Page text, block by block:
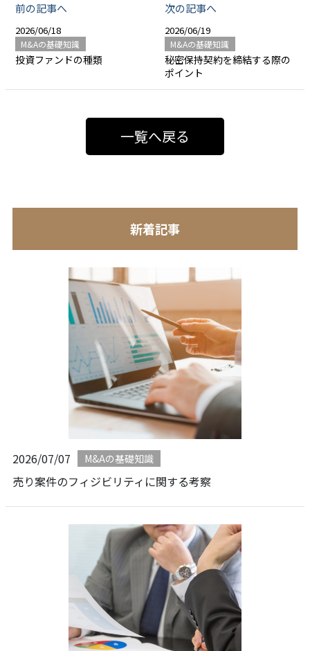
前の記事へ
2026/06/18
M&Aの基礎知識
投資ファンドの種類
次の記事へ
2026/06/19
M&Aの基礎知識
秘密保持契約を締結する際の
ポイント
一覧へ戻る
新着記事
2026/07/07 M&Aの基礎知識
売り案件のフィジビリティに関する考察